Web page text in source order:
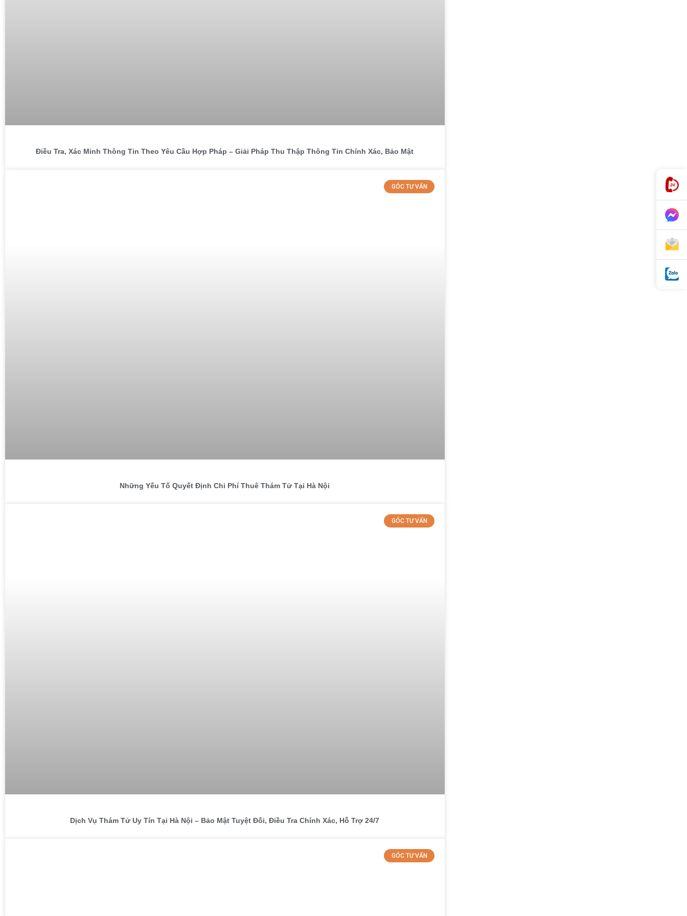
Điều Tra, Xác Minh Thông Tin Theo Yêu Cầu Hợp Pháp – Giải Pháp Thu Thập Thông Tin Chính Xác, Bảo Mật
GÓC TƯ VẤN
Những Yếu Tố Quyết Định Chi Phí Thuê Thám Tử Tại Hà Nội
GÓC TƯ VẤN
Dịch Vụ Thám Tử Uy Tín Tại Hà Nội – Bảo Mật Tuyệt Đối, Điều Tra Chính Xác, Hỗ Trợ 24/7
GÓC TƯ VẤN